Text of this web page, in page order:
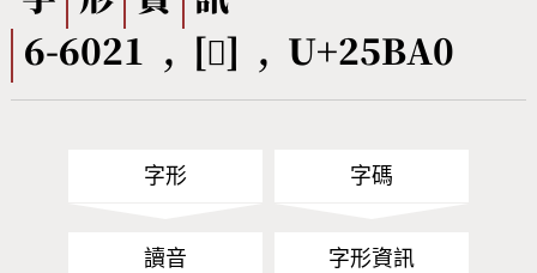
CNS查詢 Unicode查詢
6-6021 , [𥮠] , U+25BA0
字形 字碼
讀音 字形資訊